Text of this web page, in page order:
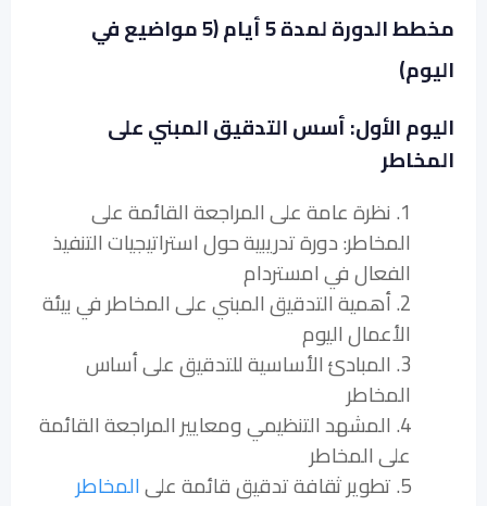
مخطط الدورة لمدة 5 أيام (5 مواضيع في
اليوم)
اليوم الأول: أسس التدقيق المبني على
المخاطر
1. نظرة عامة على المراجعة القائمة على
المخاطر: دورة تدريبية حول استراتيجيات التنفيذ
الفعال في امستردام
2. أهمية التدقيق المبني على المخاطر في بيئة
الأعمال اليوم
3. المبادئ الأساسية للتدقيق على أساس
المخاطر
4. المشهد التنظيمي ومعايير المراجعة القائمة
على المخاطر
5. تطوير ثقافة تدقيق قائمة على
المخاطر